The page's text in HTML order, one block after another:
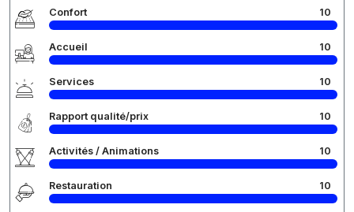
Confort 10
Accueil 10
Services 10
Rapport qualité/prix 10
Activités / Animations 10
Restauration 10